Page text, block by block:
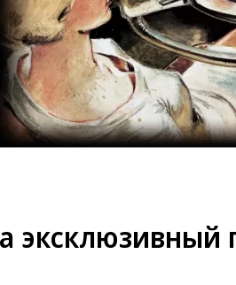
эксклюзивный